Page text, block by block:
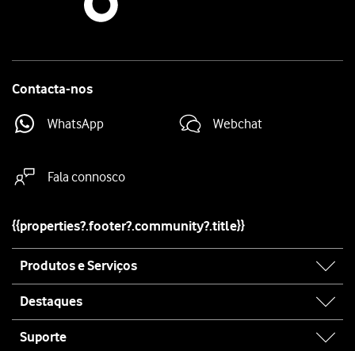
Contacta-nos
WhatsApp Webchat
Fala connosco
{{properties?.footer?.community?.title}}
map
Produtos e Serviços
Destaques
Suporte